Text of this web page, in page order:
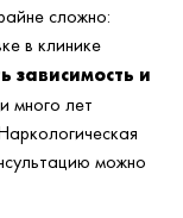
сложно:
в клинике
зависимость и
много лет
можно